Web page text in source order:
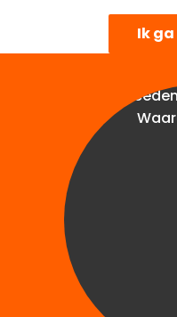
Ik